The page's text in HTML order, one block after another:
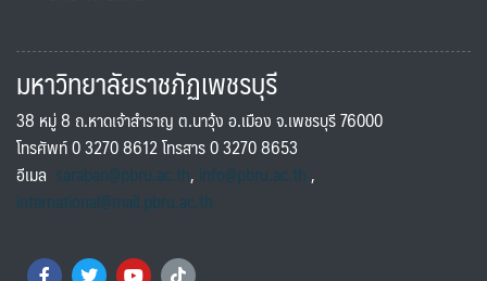
มหาวิทยาลัยราชภัฏเพชรบุรี
38 หมู่ 8 ถ.หาดเจ้าสำราญ ต.นาวุ้ง อ.เมือง จ.เพชรบุรี 76000
โทรศัพท์ 0 3270 8612 โทรสาร 0 3270 8653
อีเมล saraban@pbru.ac.th, info@pbru.ac.th,
international@mail.pbru.ac.th